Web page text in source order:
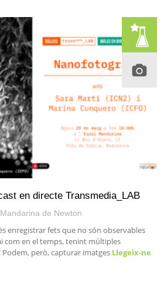
en directe Transmedia_LAB
de Newton
enregistrar fets que no són observables
com en el temps, tenint múltiples
Podem, però, capturar imatges Llegeix-ne